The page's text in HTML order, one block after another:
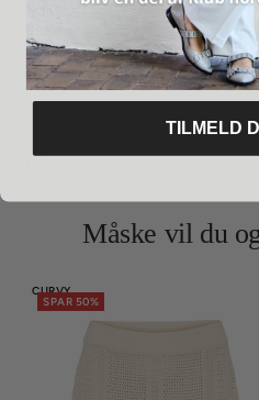
ANMELDELSER (2)
Måske vil du
SPAR 50%
CURVY
TILMELD